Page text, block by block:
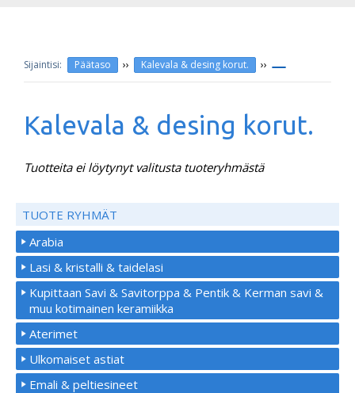
Päätaso ›› Kalevala & desing korut. ››
Kalevala & desing korut.
Tuotteita ei löytynyt valitusta tuoteryhmästä
TUOTE RYHMÄT
Arabia
Lasi & kristalli & taidelasi
Kupittaan Savi & Savitorppa & Pentik & Kerman savi &
muu kotimainen keramiikka
Aterimet
Ulkomaiset astiat
Emali & peltiesineet